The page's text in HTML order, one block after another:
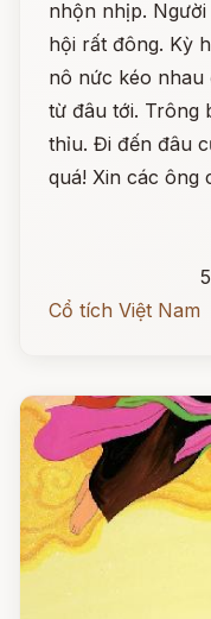
nhộn nhịp.
hội rất đông. Kỳ
nô nức kéo nhau
từ đâu tới. Trông
thỉu. Đi đến đâu
quá! Xin các ông
Cổ tích Việt Nam